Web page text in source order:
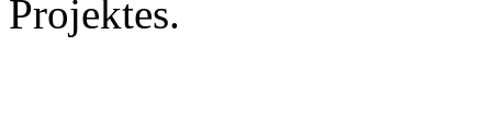
Projektes.